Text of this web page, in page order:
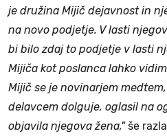
je družina Mijič dejavnost in
na novo podjetje. V lasti
bi bilo zdaj to podjetje v lasti
Mijiča kot poslanca lahko
Mijič se je novinarjem
delavcem dolguje, oglasil na
objavila njegova žena,"še